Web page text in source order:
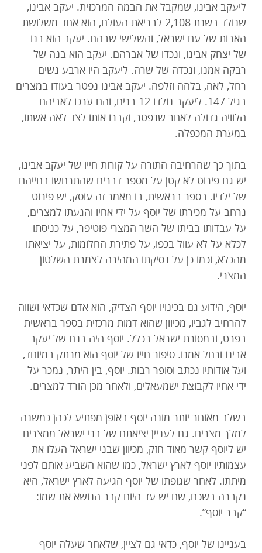
ליעקב אבינו, שמקבל את הבמה המרכזית. יעקב אבינו,
שנולד בשנת 2,108 לבריאת העולם, הוא אחד משלושת
האבות של עם ישראל, והשלישי שבהם. יעקב הוא בנו
של יצחק אבינו, ונכדו של אברהם. יעקב הוא בנה של
רבקה אמנו, ונכדה של שרה. ליעקב היו ארבע נשים –
רחל, לאה, בלהה וזלפה. יעקב אבינו נפטר בעודו במצרים
בגיל 147. ליעקב נולדו 12 בנים, והם ערכו לאביהם
הלוויה גדולה לאחר שנפטר, וקברו אותו לצד לאה אשתו,
במערת המכפלה.
בתוך כך שהרחיבה התורה על קורות חייו של יעקב אבינו,
יש גם פירוט לא קטן על מספר דברים שהתרחשו בחייהם
של ילדיו. בספר בראשית, בו מאמר זה עוסק, יש פירוט
נרחב על מכירתו של יוסף על ידי אחיו והגעתו למצרים,
על עבדותו בביתו של השר המצרי פוטיפר, על כניסתו
לכלא על לא עוול בכפו, על פתירת החלומות, על יציאתו
מהכלא, וכמו כן על נסיקתו המהירה לצמרת השלטון
המצרי.
יוסף, הידוע גם בכינויו יוסף הצדיק, הוא אדם שכדאי ושווה
להרחיב לגביו, מכיוון שהוא דמות מרכזית בספר בראשית
בפרט, ובמסורת ישראל בכלל. יוסף היה בנם של יעקב
אבינו ורחל אמנו. סיפור חייו של יוסף הוא מרתק במיוחד,
ועל אודותיו נכתב וסופר רבות. יוסף, בין היתר, נמכר על
ידי אחיו לקבוצת ישמעאלים, ולאחר מכן הורד למצרים.
בשלב מאוחר יותר מונה יוסף באופן מפתיע לכהן כמשנה
למלך מצרים. גם לעניין יציאתם של בני ישראל ממצרים
יש ליוסף קשר מאוד חזק, מכיוון שבני ישראל העלו את
עצמותיו יוסף לארץ ישראל, כמו שהוא השביע אותם לפני
מיתתו. לאחר שגופתו של יוסף הגיעה לארץ ישראל, היא
נקברה בשכם, שם יש עד היום קבר הנושא את שמו:
“קבר יוסף”.
בעניינו של יוסף, כדאי גם לציין, שלאחר שעלה יוסף